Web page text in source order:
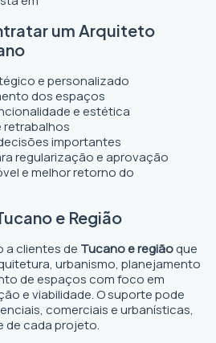
um Arquiteto
e personalizado
dos espaços
e estética
retrabalhos
importantes
regularização e aprovação
e melhor retorno do
e Região
a clientes de Tucano e regiãoque
urbanismo, planejamento
de espaços com foco em
e viabilidade. O suporte pode
comerciais e urbanísticas,
de cada projeto.